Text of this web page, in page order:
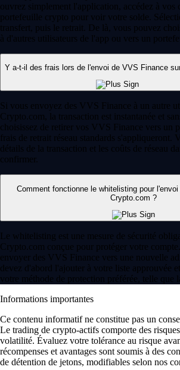
ouvrez simplement l'application, accédez à vos
portefeuille crypto pour voir votre solde.
transfert, puis le retrait. De là, vous pouvez
à d'autres utilisateurs de l'app ou vers un
Y a-t-il des frais lors de l'envoi de VVS Finance
Si vous envoyez des VVS Finance à un autre
Crypto.com, la transaction est instantanée et
choisissez de retirer vos VVS Finance vers un
frais de retrait réseau standards s'appliqueront.
détails de la transaction et les coûts de réseau
confirmer.
Comment fonctionne le whitelisting pour
Crypto.com ?
Le whitelisting est une mesure de sécurité
Crypto.com conçue pour protéger votre
envoyer des VVS Finance vers une nouvelle
devez d'abord l'ajouter à votre liste approuvée
votre méthode de protection préférée, telle que
Informations importantes
Ce contenu informatif ne constitue pas un
Le trading de crypto-actifs comporte des
volatilité. Évaluez votre tolérance au risque
récompenses et avantages sont soumis à des
de détention de jetons, modifiables selon nos